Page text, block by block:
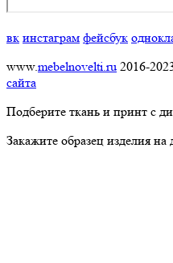
вк инстаграм фейсбук
www.mebelnovelti.ru 2016-
сайта
Подберите ткань и принт с
Закажите образец изделия